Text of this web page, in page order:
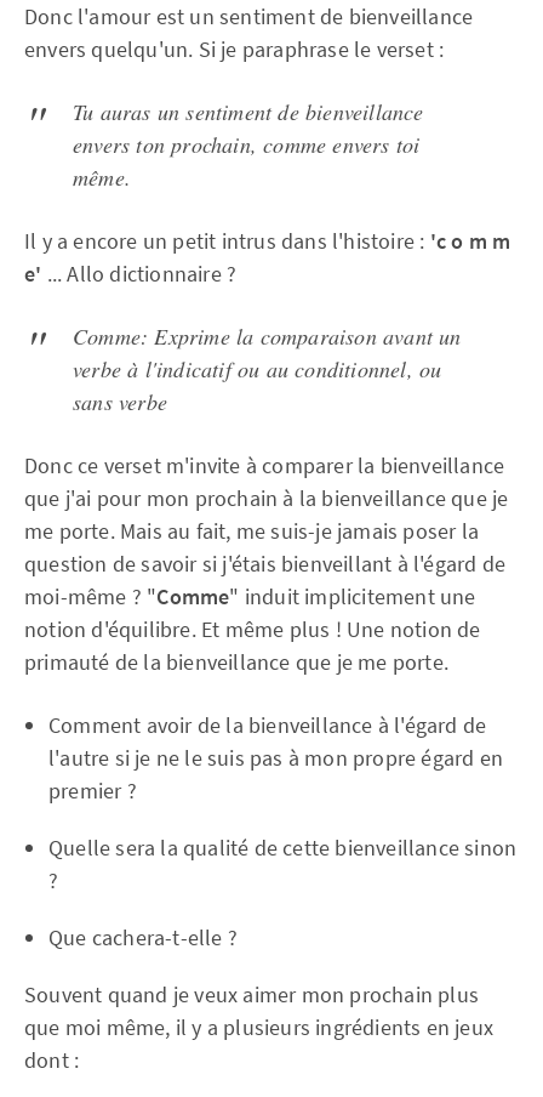
Donc l'amour est un sentiment de bienveillance
envers quelqu'un. Si je paraphrase le verset :
Tu auras un sentiment de bienveillance
envers ton prochain, comme envers toi
même.
Il y a encore un petit intrus dans l'histoire : 'c o m m
e' ... Allo dictionnaire ?
Comme: Exprime la comparaison avant un
verbe à l'indicatif ou au conditionnel, ou
sans verbe
Donc ce verset m'invite à comparer la bienveillance
que j'ai pour mon prochain à la bienveillance que je
me porte. Mais au fait, me suis-je jamais poser la
question de savoir si j'étais bienveillant à l'égard de
moi-même ? "Comme" induit implicitement une
notion d'équilibre. Et même plus ! Une notion de
primauté de la bienveillance que je me porte.
Comment avoir de la bienveillance à l'égard de
l'autre si je ne le suis pas à mon propre égard en
premier ?
Quelle sera la qualité de cette bienveillance sinon
?
Que cachera-t-elle ?
Souvent quand je veux aimer mon prochain plus
que moi même, il y a plusieurs ingrédients en jeux
dont :